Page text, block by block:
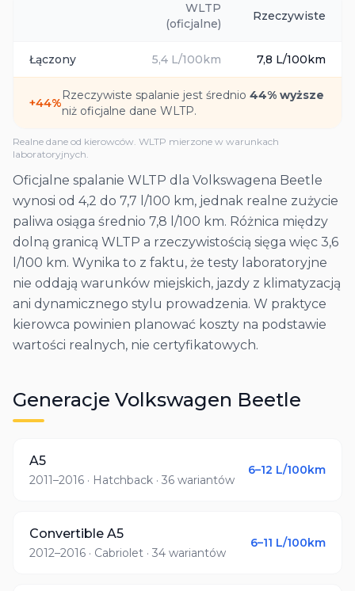
WLTP
(oficjalne)
Rzeczywiste
Łączony 5,4 L/100km 7,8 L/100km
+44%
Rzeczywiste spalanie jest średnio 44% wyższe
niż oficjalne dane WLTP.
Realne dane od kierowców. WLTP mierzone w warunkach
laboratoryjnych.
Oficjalne spalanie WLTP dla Volkswagena Beetle
wynosi od 4,2 do 7,7 l/100 km, jednak realne zużycie
paliwa osiąga średnio 7,8 l/100 km. Różnica między
dolną granicą WLTP a rzeczywistością sięga więc 3,6
l/100 km. Wynika to z faktu, że testy laboratoryjne
nie oddają warunków miejskich, jazdy z klimatyzacją
ani dynamicznego stylu prowadzenia. W praktyce
kierowca powinien planować koszty na podstawie
wartości realnych, nie certyfikatowych.
Generacje Volkswagen Beetle
A5
2011–2016 · Hatchback · 36 wariantów
6–12 L/100km
Convertible A5
2012–2016 · Cabriolet · 34 wariantów
6–11 L/100km